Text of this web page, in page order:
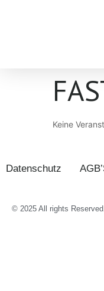
Keine
Datenschutz
© 2025 All rights Reserved.